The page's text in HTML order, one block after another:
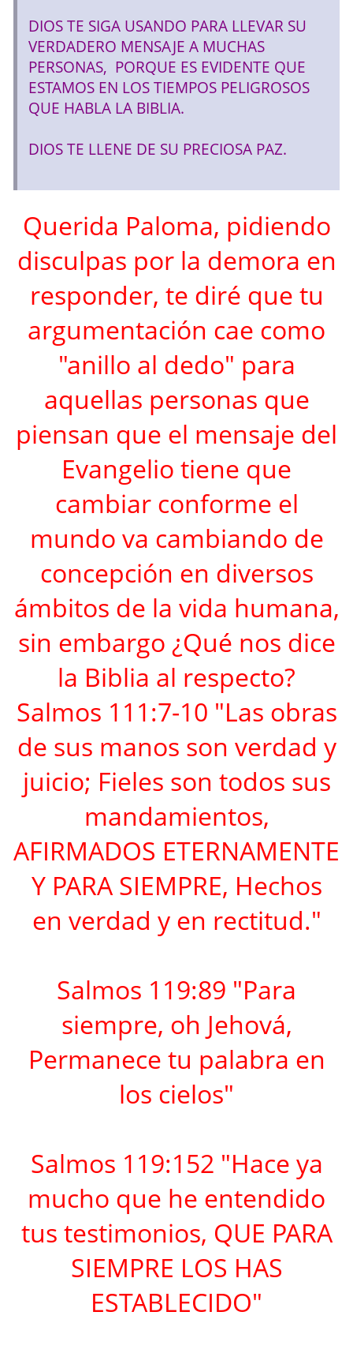
DIOS TE SIGA USANDO PARA LLEVAR SU
VERDADERO MENSAJE A MUCHAS
PERSONAS, PORQUE ES EVIDENTE QUE
ESTAMOS EN LOS TIEMPOS PELIGROSOS
QUE HABLA LA BIBLIA.
DIOS TE LLENE DE SU PRECIOSA PAZ.
Querida Paloma, pidiendo
disculpas por la demora en
responder, te diré que tu
argumentación cae como
"anillo al dedo" para
aquellas personas que
piensan que el mensaje del
Evangelio tiene que
cambiar conforme el
mundo va cambiando de
concepción en diversos
ámbitos de la vida humana,
sin embargo ¿Qué nos dice
la Biblia al respecto?
Salmos 111:7-10 "Las obras
de sus manos son verdad y
juicio; Fieles son todos sus
mandamientos,
AFIRMADOS ETERNAMENTE
Y PARA SIEMPRE, Hechos
en verdad y en rectitud."
Salmos 119:89 "Para
siempre, oh Jehová,
Permanece tu palabra en
los cielos"
Salmos 119:152 "Hace ya
mucho que he entendido
tus testimonios, QUE PARA
SIEMPRE LOS HAS
ESTABLECIDO"